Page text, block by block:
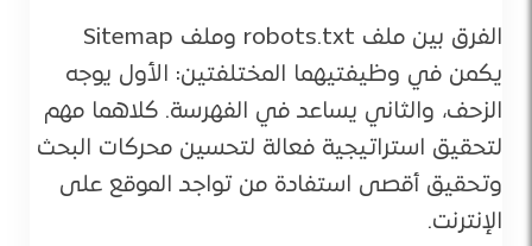
الفرق بين ملف robots.txt وملف Sitemap
يكمن في وظيفتيهما المختلفتين: الأول يوجه
الزحف، والثاني يساعد في الفهرسة. كلاهما مهم
لتحقيق استراتيجية فعالة لتحسين محركات البحث
وتحقيق أقصى استفادة من تواجد الموقع على
الإنترنت.